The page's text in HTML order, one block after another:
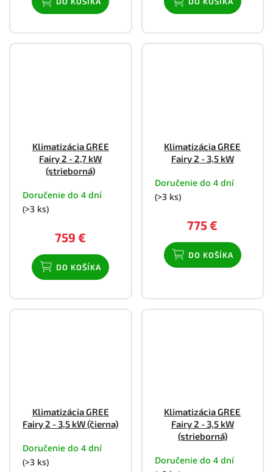
Klimatizácia GREE
Fairy 2 - 2,7 kW
(strieborná)
Doručenie do 4 dní
(>3 ks)
759 €
DO KOŠÍKA
Klimatizácia GREE
Fairy 2 - 3,5 kW
Doručenie do 4 dní
(>3 ks)
775 €
DO KOŠÍKA
Klimatizácia GREE
Fairy 2 - 3,5 kW (čierna)
Doručenie do 4 dní
(>3 ks)
Klimatizácia GREE
Fairy 2 - 3,5 kW
(strieborná)
Doručenie do 4 dní